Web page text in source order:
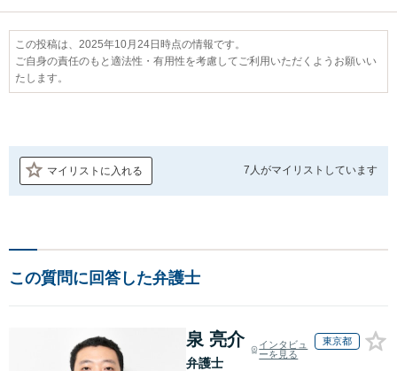
この投稿は、2025年10月24日時点の情報です。
ご自身の責任のもと適法性・有用性を考慮してご利用いただくようお願いい
たします。
マイリストに入れる 7人がマイリストしています
この質問に回答した弁護士
泉 亮介
弁護士
インタビュ
ーを見る
東京都